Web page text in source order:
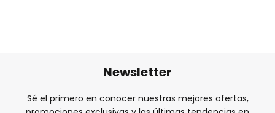
Newsletter
Sé el primero en conocer nuestras mejores ofertas,